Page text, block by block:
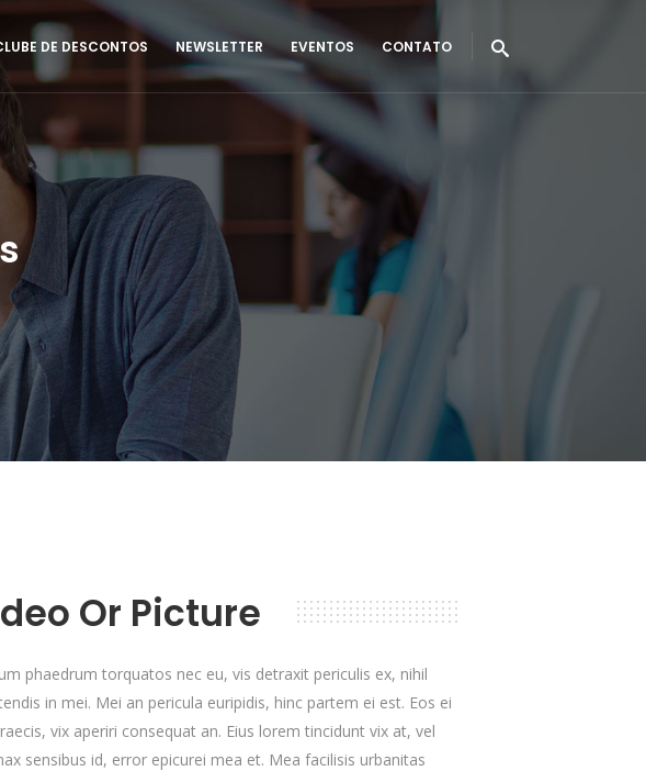
DE DESCONTOS NEWSLETTER EVENTOS CONTATO
Or Picture
phaedrum torquatos nec eu, vis detraxit periculis ex, nihil
in mei. Mei an pericula euripidis, hinc partem ei est. Eos ei
vix aperiri consequat an. Eius lorem tincidunt vix at, vel
sensibus id, error epicurei mea et. Mea facilisis urbanitas